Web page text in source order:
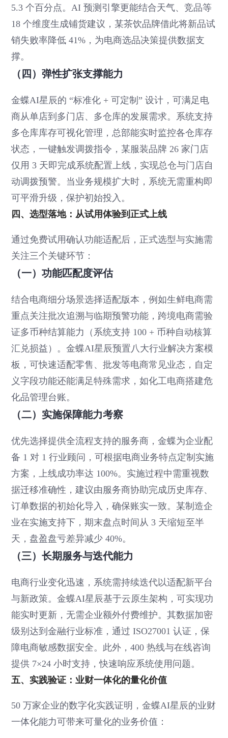
5.3 个百分点。AI 预测引擎更能结合天气、竞品等
18 个维度生成铺货建议，某茶饮品牌借此将新品试
销失败率降低 41%，为电商选品决策提供数据支
撑。
（四）弹性扩张支撑能力
金蝶AI星辰的 “标准化 + 可定制” 设计，可满足电
商从单店到多门店、多仓库的发展需求。系统支持
多仓库库存可视化管理，总部能实时监控各仓库存
状态，一键触发调拨指令，某服装品牌 26 家门店
仅用 3 天即完成系统配置上线，实现总仓与门店自
动调拨预警。当业务规模扩大时，系统无需重构即
可平滑升级，保护初始投入。
四、选型落地：从试用体验到正式上线
通过免费试用确认功能适配后，正式选型与实施需
关注三个关键环节：
（一）功能匹配度评估
结合电商细分场景选择适配版本，例如生鲜电商需
重点关注批次追溯与临期预警功能，跨境电商需验
证多币种结算能力（系统支持 100 + 币种自动核算
汇兑损益）。金蝶AI星辰预置八大行业解决方案模
板，可快速适配零售、批发等电商常见业态，自定
义字段功能还能满足特殊需求，如化工电商搭建危
化品管理台账。
（二）实施保障能力考察
优先选择提供全流程支持的服务商，金蝶为企业配
备 1 对 1 行业顾问，可根据电商业务特点定制实施
方案，上线成功率达 100%。实施过程中需重视数
据迁移准确性，建议由服务商协助完成历史库存、
订单数据的初始化导入，确保账实一致。某制造企
业在实施支持下，期末盘点时间从 3 天缩短至半
天，盘盈盘亏差异减少 40%。
（三）长期服务与迭代能力
电商行业变化迅速，系统需持续迭代以适配新平台
与新政策。金蝶AI星辰基于云原生架构，可实现功
能实时更新，无需企业额外付费维护。其数据加密
级别达到金融行业标准，通过 ISO27001 认证，保
障电商敏感数据安全。此外，400 热线与在线咨询
提供 7×24 小时支持，快速响应系统使用问题。
五、实践验证：业财一体化的量化价值
50 万家企业的数字化实践证明，金蝶AI星辰的业财
一体化能力可带来可量化的业务价值：